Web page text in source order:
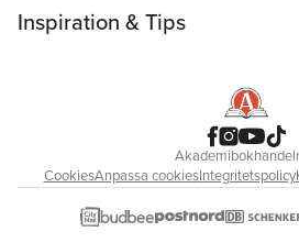
Inspiration & Tips
CookiesAnpassa cookiesIntegritetspolicy